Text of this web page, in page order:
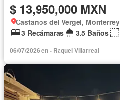
$ 13,950,000 MXN
Castaños del Vergel, Monterrey
3 Recámaras
3.5 Baños
06/07/2026 en - Raquel Villarreal